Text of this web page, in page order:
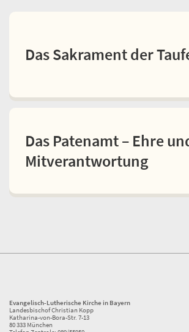
Das Sakrament der
Das Patenamt – Ehre
Mitverantwortung
Evangelisch-Lutherische Kirche in Bayern
Landesbischof Christian Kopp
Katharina-von-Bora-Str. 7-13
80 333 München